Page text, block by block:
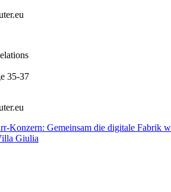
35-37
Konzern: Gemeinsam die digitale Fabrik
Giulia